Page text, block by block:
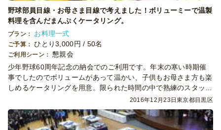
野球部員目線・お母さま目線で考えました！ボリューミーで温製
料理を含んだまんぷくケータリング。
プラン： お料理一式
ご予算： ひとり3,000円 / 50名
ご利用シーン： 懇親会
少年野球60周年記念の納会でのご利用です。年末の寒い時期催
事でしたのでボリュームがあって温かい、子供もお母さま方も楽
しめるケータリングを用意。限られた時間の中で熟練のスタッフ
2016年12月23日東京都目黒区